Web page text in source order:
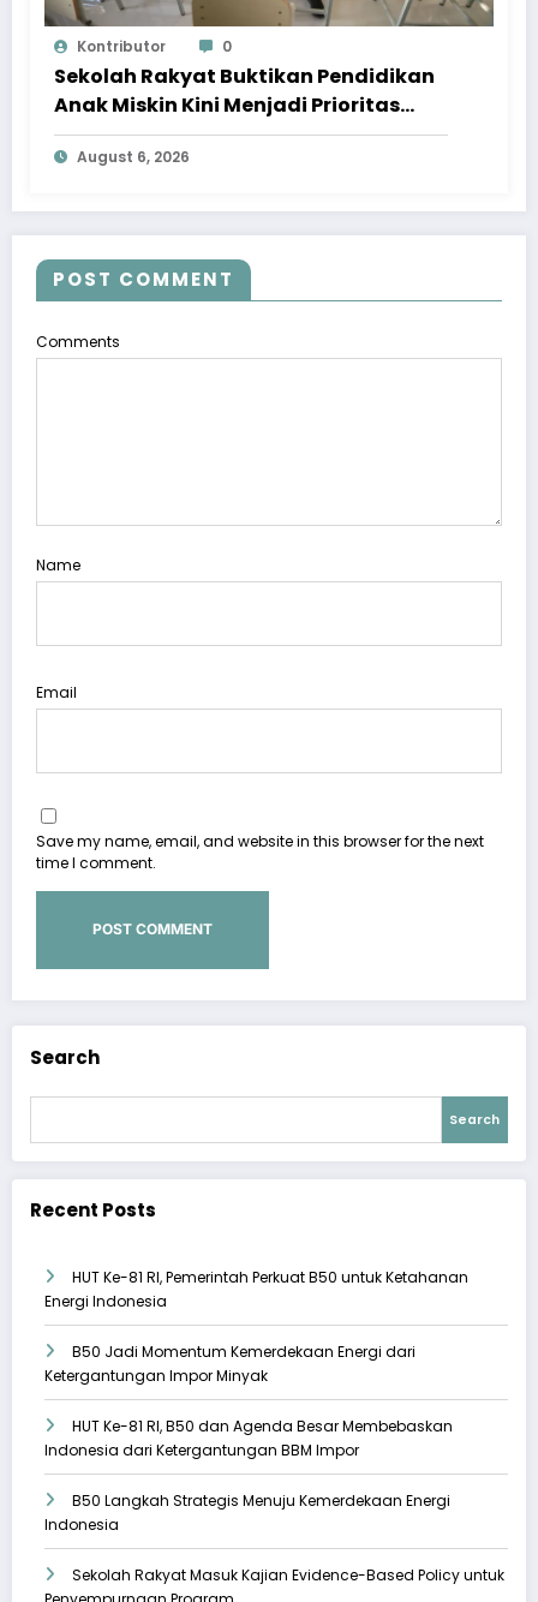
Kontributor 0
Sekolah Rakyat Buktikan Pendidikan
Anak Miskin Kini Menjadi Prioritas
Negara
August 6, 2026
POST COMMENT
Comments
Name
Email
Save my name, email, and website in this browser for the next
time I comment.
Search
Search
Recent Posts
HUT Ke-81 RI, Pemerintah Perkuat B50 untuk Ketahanan
Energi Indonesia
B50 Jadi Momentum Kemerdekaan Energi dari
Ketergantungan Impor Minyak
HUT Ke-81 RI, B50 dan Agenda Besar Membebaskan
Indonesia dari Ketergantungan BBM Impor
B50 Langkah Strategis Menuju Kemerdekaan Energi
Indonesia
Sekolah Rakyat Masuk Kajian Evidence-Based Policy untuk